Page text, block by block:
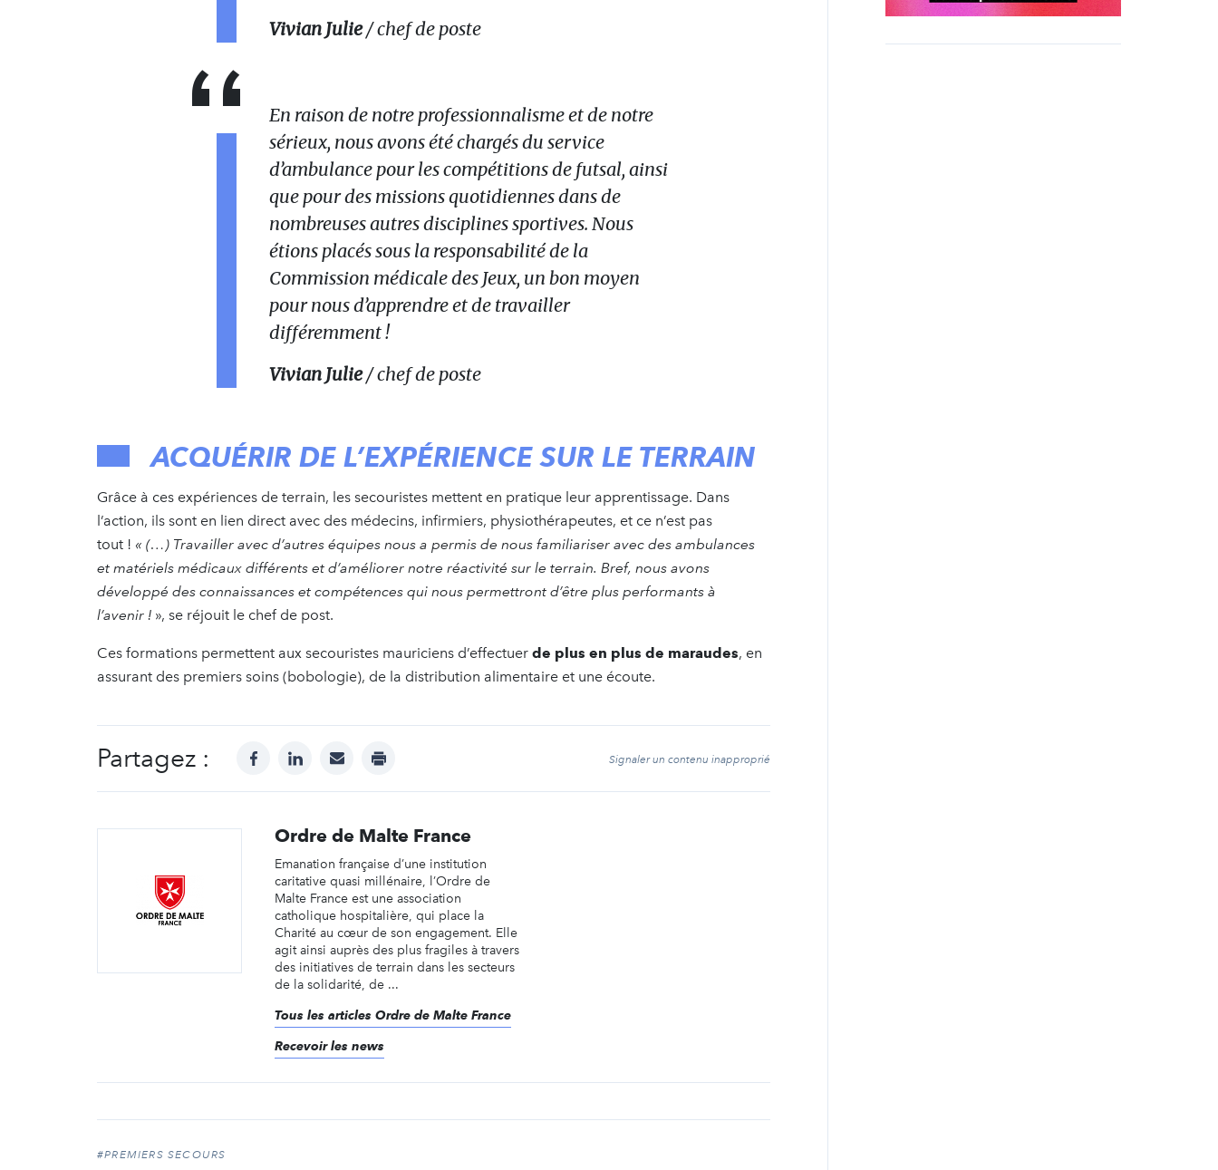
Vivian Julie/ chef de poste
En raison de notre professionnalisme et de notre
sérieux, nous avons été chargés du service
d’ambulance pour les compétitions de futsal, ainsi
que pour des missions quotidiennes dans de
nombreuses autres disciplines sportives. Nous
étions placés sous la responsabilité de la
Commission médicale des Jeux, un bon moyen
pour nous d’apprendre et de travailler
différemment !
Vivian Julie/ chef de poste
ACQUÉRIR DE L’EXPÉRIENCE SUR LE TERRAIN
Grâce à ces expériences de terrain, les secouristes mettent en pratique leur apprentissage. Dans
l’action, ils sont en lien direct avec des médecins, infirmiers, physiothérapeutes, et ce n’est pas
tout ! « (…) Travailler avec d’autres équipes nous a permis de nous familiariser avec des ambulances
et matériels médicaux différents et d’améliorer notre réactivité sur le terrain. Bref, nous avons
développé des connaissances et compétences qui nous permettront d’être plus performants à
l’avenir ! », se réjouit le chef de post.
Ces formations permettent aux secouristes mauriciens d’effectuer de plus en plus de maraudes, en
assurant des premiers soins (bobologie), de la distribution alimentaire et une écoute.
Partagez : facebooklinkedinmail print Signaler un contenu inapproprié
Ordre de Malte France
Emanation française d’une institution
caritative quasi millénaire, l’Ordre de
Malte France est une association
catholique hospitalière, qui place la
Charité au cœur de son engagement. Elle
agit ainsi auprès des plus fragiles à travers
des initiatives de terrain dans les secteurs
de la solidarité, de ...
Tous les articles Ordre de Malte France
Recevoir les news
#PREMIERS SECOURS